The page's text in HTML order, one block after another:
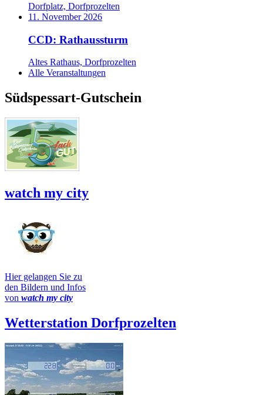
Dorfplatz, Dorfprozelten
11. November 2026
CCD: Rathaussturm
Altes Rathaus, Dorfprozelten
Alle Veranstaltungen
Südspessart-Gutschein
watch my city
Hier gelangen Sie zu
den Bildern und Infos
von watch my city
Wetterstation Dorfprozelten